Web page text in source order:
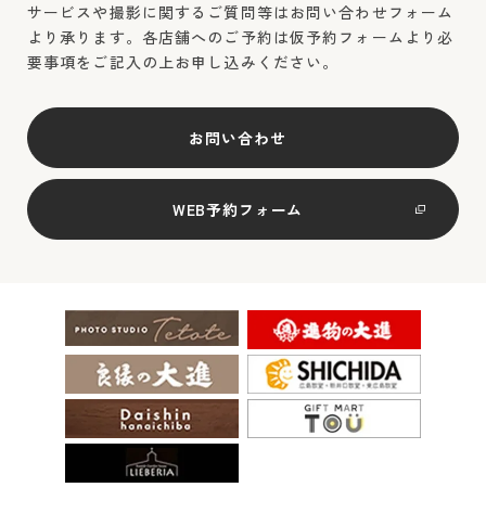
サービスや撮影に関するご質問等はお問い合わせフォーム
より承ります。各店舗へのご予約は仮予約フォームより必
要事項をご記入の上お申し込みください。
お問い合わせ
WEB予約フォーム